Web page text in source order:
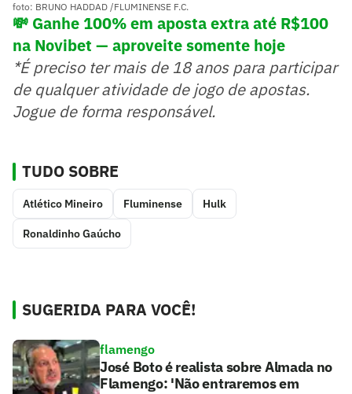
foto: BRUNO HADDAD /FLUMINENSE F.C.
💸 Ganhe 100% em aposta extra até R$100
na Novibet — aproveite somente hoje
*É preciso ter mais de 18 anos para participar
de qualquer atividade de jogo de apostas.
Jogue de forma responsável.
TUDO SOBRE
Atlético Mineiro Fluminense Hulk
Ronaldinho Gaúcho
SUGERIDA PARA VOCÊ!
flamengo
José Boto é realista sobre Almada no
Flamengo: 'Não entraremos em